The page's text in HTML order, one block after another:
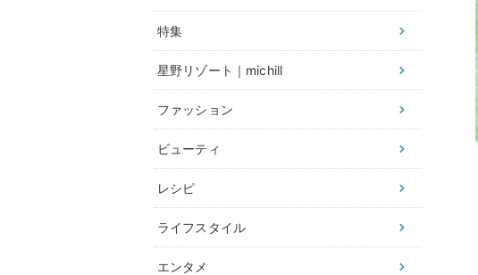
特集
星野リゾート｜michill
ファッション
ビューティ
レシピ
ライフスタイル
エンタメ